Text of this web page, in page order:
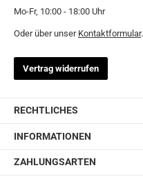
Mo-Fr, 10:00 - 18:00 Uhr
Oder über unser Kontaktformular.
Vertrag widerrufen
RECHTLICHES
INFORMATIONEN
ZAHLUNGSARTEN